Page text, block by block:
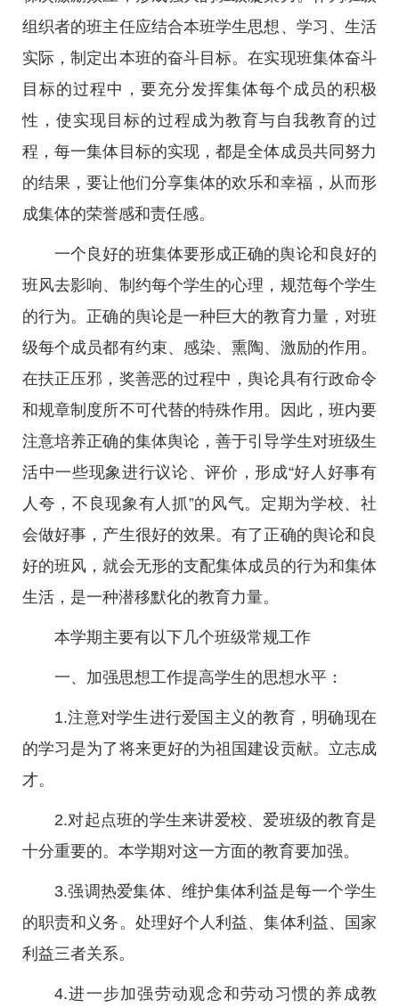
组织者的班主任应结合本班学生思想、学习、生活
实际，制定出本班的奋斗目标。在实现班集体奋斗
目标的过程中，要充分发挥集体每个成员的积极
性，使实现目标的过程成为教育与自我教育的过
程，每一集体目标的实现，都是全体成员共同努力
的结果，要让他们分享集体的欢乐和幸福，从而形
成集体的荣誉感和责任感。
一个良好的班集体要形成正确的舆论和良好的
班风去影响、制约每个学生的心理，规范每个学生
的行为。正确的舆论是一种巨大的教育力量，对班
级每个成员都有约束、感染、熏陶、激励的作用。
在扶正压邪，奖善恶的过程中，舆论具有行政命令
和规章制度所不可代替的特殊作用。因此，班内要
注意培养正确的集体舆论，善于引导学生对班级生
活中一些现象进行议论、评价，形成“好人好事有
人夸，不良现象有人抓”的风气。定期为学校、社
会做好事，产生很好的效果。有了正确的舆论和良
好的班风，就会无形的支配集体成员的行为和集体
生活，是一种潜移默化的教育力量。
本学期主要有以下几个班级常规工作
一、加强思想工作提高学生的思想水平：
1.注意对学生进行爱国主义的教育，明确现在
的学习是为了将来更好的为祖国建设贡献。立志成
才。
2.对起点班的学生来讲爱校、爱班级的教育是
十分重要的。本学期对这一方面的教育要加强。
3.强调热爱集体、维护集体利益是每一个学生
的职责和义务。处理好个人利益、集体利益、国家
利益三者关系。
4.进一步加强劳动观念和劳动习惯的养成教